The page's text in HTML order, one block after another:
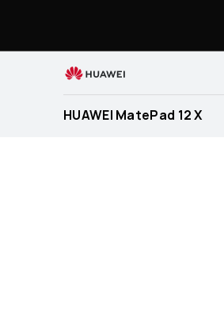
12
HUAWEI MatePad 12 X